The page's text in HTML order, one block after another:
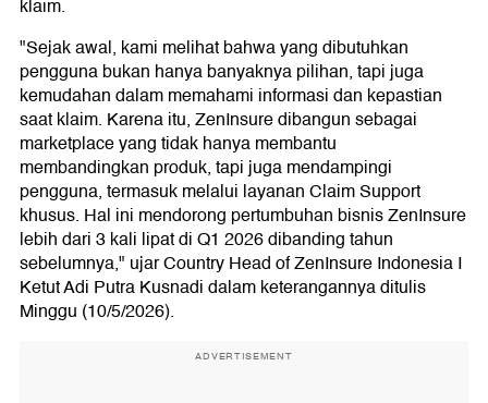
klaim.
"Sejak awal, kami melihat bahwa yang dibutuhkan
pengguna bukan hanya banyaknya pilihan, tapi juga
kemudahan dalam memahami informasi dan kepastian
saat klaim. Karena itu, ZenInsure dibangun sebagai
marketplace yang tidak hanya membantu
membandingkan produk, tapi juga mendampingi
pengguna, termasuk melalui layanan Claim Support
khusus. Hal ini mendorong pertumbuhan bisnis ZenInsure
lebih dari 3 kali lipat di Q1 2026 dibanding tahun
sebelumnya," ujar Country Head of ZenInsure Indonesia I
Ketut Adi Putra Kusnadi dalam keterangannya ditulis
Minggu (10/5/2026).
ADVERTISEMENT